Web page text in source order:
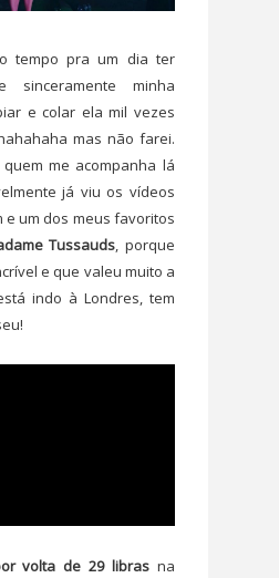
tempo pra um dia ter
minha
e colar ela mil vezes
mas não farei.
quem me acompanha lá
já viu os vídeos
e um dos meus favoritos
Tussauds, porque
e que valeu muito a
indo à Londres, tem
volta de 29 librasna